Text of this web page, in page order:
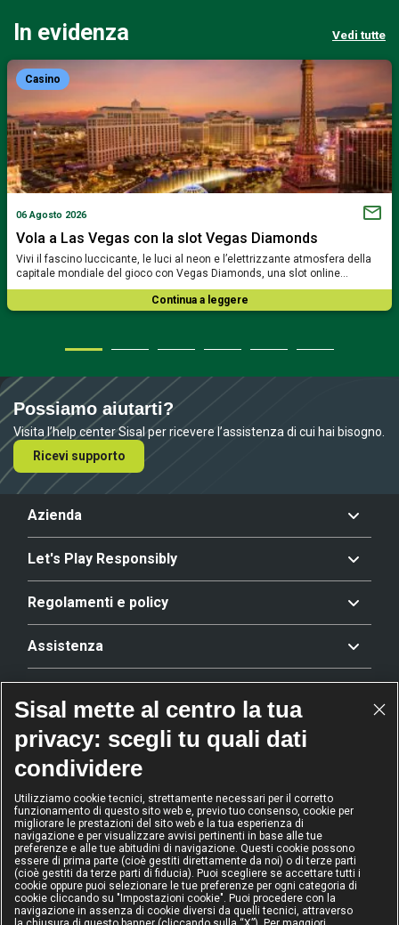
In evidenza Vedi tutte
Casino
06 Agosto 2026
Vola a Las Vegas con la slot Vegas Diamonds
Vivi il fascino luccicante, le luci al neon e l’elettrizzante atmosfera della
capitale mondiale del gioco con Vegas Diamonds, una slot online…
Continua a leggere
Possiamo aiutarti?
Visita l’help center Sisal per ricevere l’assistenza di cui hai bisogno.
Ricevi supporto
Azienda
Let's Play Responsibly
Regolamenti e policy
Assistenza
Riconoscimenti
2024
Operatore
dell'anno
2024
Operatore
Scommesse
sportive
2024
Operatore di
gioco sicuro
2024
Diversity &
Inclusion
Sisal mette al centro la tua
privacy: scegli tu quali dati
condividere
Utilizziamo cookie tecnici, strettamente necessari per il corretto
funzionamento di questo sito web e, previo tuo consenso, cookie per
migliorare le prestazioni del sito web e la tua esperienza di
navigazione e per visualizzare avvisi pertinenti in base alle tue
preferenze e alle tue abitudini di navigazione. Questi cookie possono
essere di prima parte (cioè gestiti direttamente da noi) o di terze parti
(cioè gestiti da terze parti di fiducia). Puoi scegliere se accettare tutti i
cookie oppure puoi selezionare le tue preferenze per ogni categoria di
cookie cliccando su "Impostazioni cookie". Puoi procedere con la
navigazione in assenza di cookie diversi da quelli tecnici, attraverso